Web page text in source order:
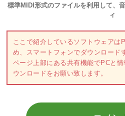
標準MIDI形式のファイルを利用して、
ィ
ここで紹介しているソフトウェアは
め、スマートフォンでダウンロード
ページ上部にある共有機能でPCと
ウンロードをお願い致します。